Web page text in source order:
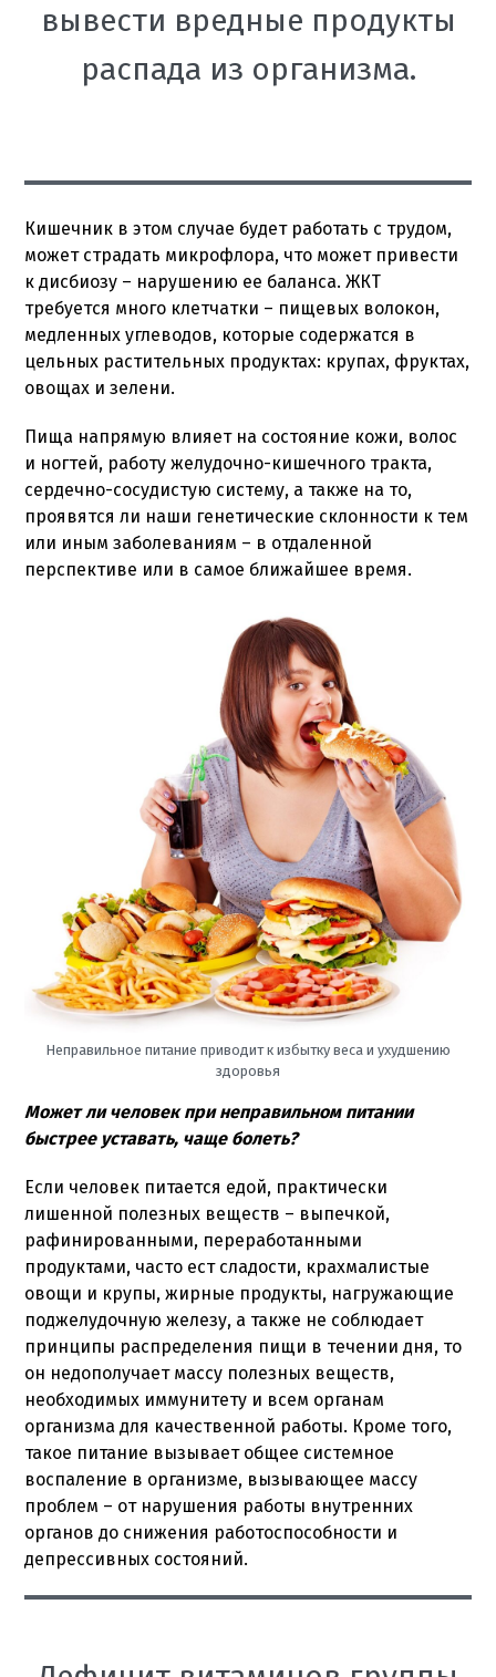
вывести вредные продукты
распада из организма.
Кишечник в этом случае будет работать с трудом,
может страдать микрофлора, что может привести
к дисбиозу – нарушению ее баланса. ЖКТ
требуется много клетчатки – пищевых волокон,
медленных углеводов, которые содержатся в
цельных растительных продуктах: крупах, фруктах,
овощах и зелени.
Пища напрямую влияет на состояние кожи, волос
и ногтей, работу желудочно-кишечного тракта,
сердечно-сосудистую систему, а также на то,
проявятся ли наши генетические склонности к тем
или иным заболеваниям – в отдаленной
перспективе или в самое ближайшее время.
Неправильное питание приводит к избытку веса и ухудшению
здоровья
Может ли человек при неправильном питании
быстрее уставать, чаще болеть?
Если человек питается едой, практически
лишенной полезных веществ – выпечкой,
рафинированными, переработанными
продуктами, часто ест сладости, крахмалистые
овощи и крупы, жирные продукты, нагружающие
поджелудочную железу, а также не соблюдает
принципы распределения пищи в течении дня, то
он недополучает массу полезных веществ,
необходимых иммунитету и всем органам
организма для качественной работы. Кроме того,
такое питание вызывает общее системное
воспаление в организме, вызывающее массу
проблем – от нарушения работы внутренних
органов до снижения работоспособности и
депрессивных состояний.